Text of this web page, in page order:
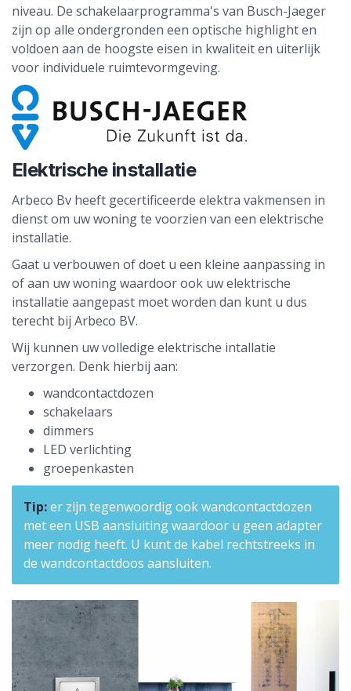
niveau. De schakelaarprogramma's van Busch-Jaeger
zijn op alle ondergronden een optische highlight en
voldoen aan de hoogste eisen in kwaliteit en uiterlijk
voor individuele ruimtevormgeving.
Elektrische installatie
Arbeco Bv heeft gecertificeerde elektra vakmensen in
dienst om uw woning te voorzien van een elektrische
installatie.
Gaat u verbouwen of doet u een kleine aanpassing in
of aan uw woning waardoor ook uw elektrische
installatie aangepast moet worden dan kunt u dus
terecht bij Arbeco BV.
Wij kunnen uw volledige elektrische intallatie
verzorgen. Denk hierbij aan:
wandcontactdozen
schakelaars
dimmers
LED verlichting
groepenkasten
Tip:er zijn tegenwoordig ook wandcontactdozen
met een USB aansluiting waardoor u geen adapter
meer nodig heeft. U kunt de kabel rechtstreeks in
de wandcontactdoos aansluiten.